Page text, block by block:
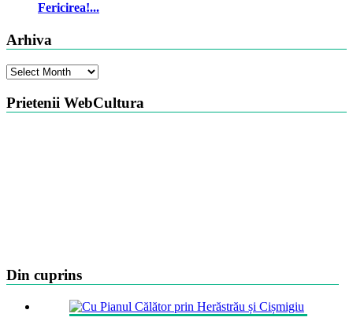
Fericirea!...
Arhiva
Arhiva
Prietenii WebCultura
Din cuprins